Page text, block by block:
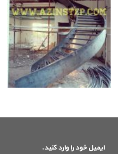
ایمیل خود را وارد کنید.